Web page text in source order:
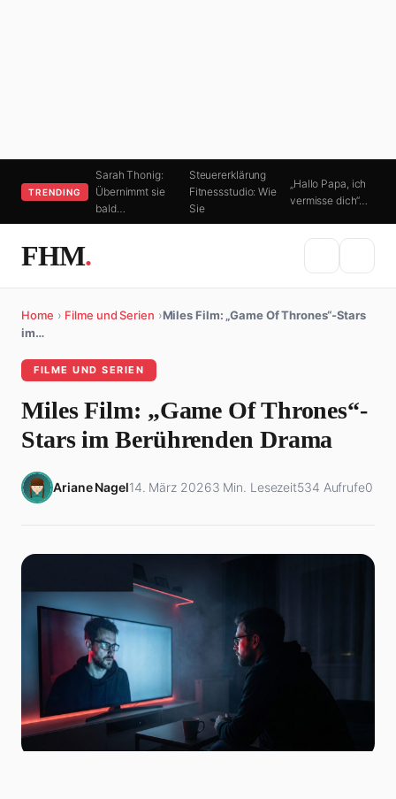
TRENDING
Sarah Thonig:
Übernimmt sie
bald…
Steuererklärung
Fitnessstudio: Wie
Sie
„Hallo Papa, ich
vermisse dich“…
FHM.
Home › Filme und Serien ›Miles Film: „Game Of Thrones“-Stars
im…
FILME UND SERIEN
Miles Film: „Game Of Thrones“-
Stars im Berührenden Drama
Ariane Nagel14. März 20263 Min. Lesezeit534 Aufrufe0